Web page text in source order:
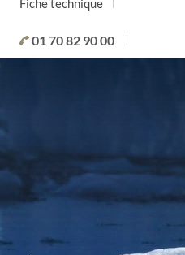
Fiche technique
01 70 82 90 00